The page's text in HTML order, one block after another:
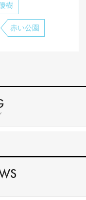
樹
赤い公園